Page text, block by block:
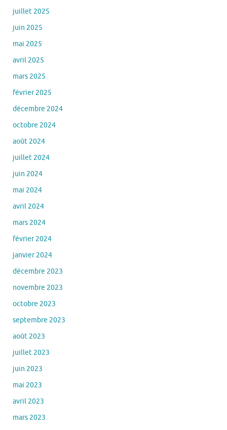
juillet 2025
juin 2025
mai 2025
avril 2025
mars 2025
février 2025
décembre 2024
octobre 2024
août 2024
juillet 2024
juin 2024
mai 2024
avril 2024
mars 2024
février 2024
janvier 2024
décembre 2023
novembre 2023
octobre 2023
septembre 2023
août 2023
juillet 2023
juin 2023
mai 2023
avril 2023
mars 2023